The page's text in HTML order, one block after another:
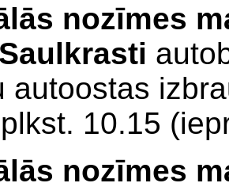
nozīmes
autoostas
10.15
nozīmes